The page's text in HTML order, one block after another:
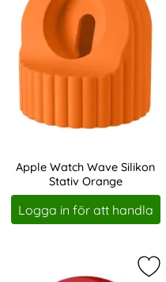
Apple Watch Wave Silikon
Stativ Orange
Art. nr 219550
Logga in för att handla